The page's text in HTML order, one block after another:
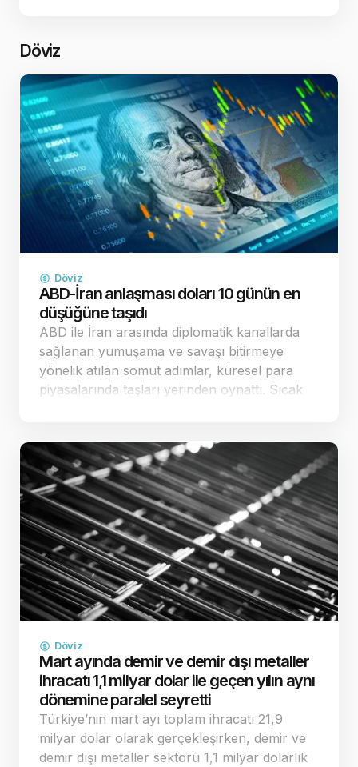
revizyonu beklent…
Döviz
Döviz
ABD-İran anlaşması doları 10 günün en
düşüğüne taşıdı
ABD ile İran arasında diplomatik kanallarda
sağlanan yumuşama ve savaşı bitirmeye
yönelik atılan somut adımlar, küresel para
piyasalarında taşları yerinden oynattı. Sıcak
yatırımcıların "g…
Döviz
Mart ayında demir ve demir dışı metaller
ihracatı 1,1 milyar dolar ile geçen yılın aynı
dönemine paralel seyretti
Türkiye’nin mart ayı toplam ihracatı 21,9
milyar dolar olarak gerçekleşirken, demir ve
demir dışı metaller sektörü 1,1 milyar dolarlık